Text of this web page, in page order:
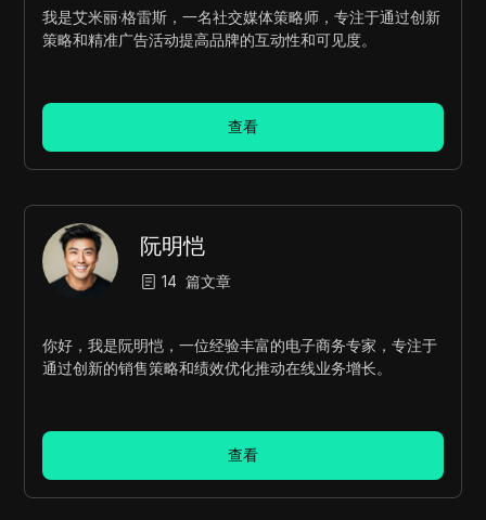
我是艾米丽·格雷斯，一名社交媒体策略师，专注于通过创新
策略和精准广告活动提高品牌的互动性和可见度。
查看
阮明恺
14 篇文章
你好，我是阮明恺，一位经验丰富的电子商务专家，专注于
通过创新的销售策略和绩效优化推动在线业务增长。
查看